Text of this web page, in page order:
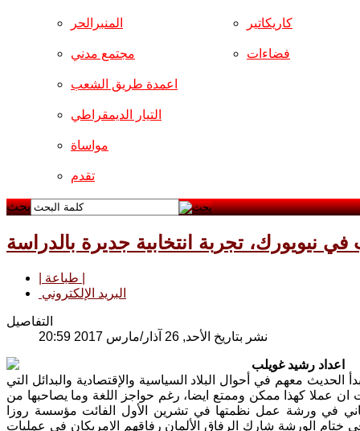
المنبرالحر
مجتمع مدني
كاريكاتير
فضاءات
اعمدة طريق الشعب
التيار الديمقراطي
مواساة
تقدم
بحث
نيويورك، تجربة انتخابية جديرة بالدراسة
البريد الإلكتروني
التفاصيل
نشر بتاريخ الأحد, 26 آذار/مارس 2017 20:59
اعداد رشيد غويلب
معهم في أحوال البلاد السياسية والإقتصادية والبدائل التي
ان عملا كهذا ممكن وممتع ايضا، رغم حواجز اللغة وما يصاحبها من
في ورشة عمل نظمتها في تشرين الأول الفائت مؤسسة روزا
ختام الورشة شارك الرفاق الألمان رفاقهم الامريكان في عمليات